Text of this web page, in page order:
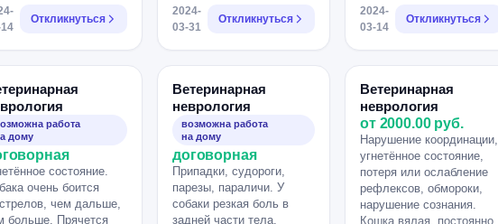
за хвостом,
им, потом
то там типа как
успокоин.
до 8 апр. А 12
вырвал всю
на хвосте.
хвоста доходит до
АНАЛИЗЫ: Кровь
. Моча в
Соскоб с хвоста
Откликнуться
самостоятельно.
2024-
03-31
Откликнуться
2024-
03-14
Откликнуться
работа
дому
состояние.
очень боится
чем дальше,
больше. Прячется
Ветеринарная
неврология
возможна работа
на дому
договорная
Припадки, судороги,
парезы, параличи. У
собаки резкая боль в
задней части тела.
Ветеринарная
неврология
от 2000.00 руб.
Нарушение координации,
угнетённое состояние,
потеря или ослабление
рефлексов, обмороки,
нарушение сознания.
Кошка вялая, постоянно